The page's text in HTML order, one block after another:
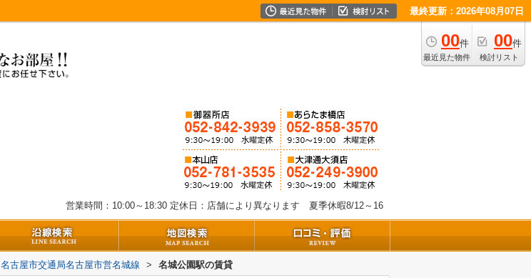
最終更新：2026年08月07日
00件
最近見た物件
00件
検討リスト
営業時間：10:00～18:30 定休日：店舗により異なります 夏季休暇8/12～16
名古屋市交通局名古屋市営名城線 > 名城公園駅の賃貸